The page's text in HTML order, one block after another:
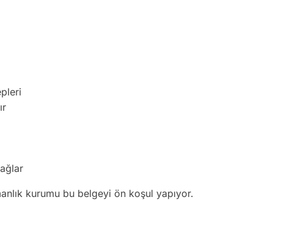
kurumu bu belgeyi ön koşul yapıyor.